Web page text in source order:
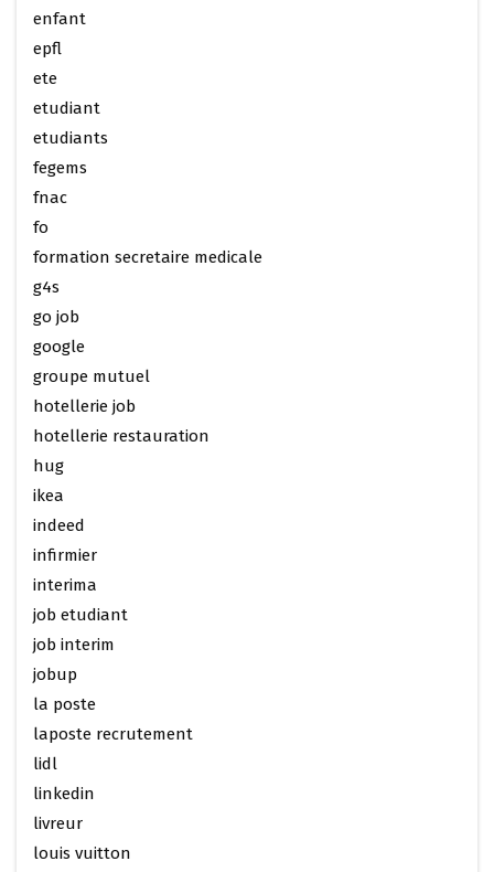
enfant
epfl
ete
etudiant
etudiants
fegems
fnac
fo
formation secretaire medicale
g4s
go job
google
groupe mutuel
hotellerie job
hotellerie restauration
hug
ikea
indeed
infirmier
interima
job etudiant
job interim
jobup
la poste
laposte recrutement
lidl
linkedin
livreur
louis vuitton